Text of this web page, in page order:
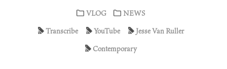
VLOG
NEWS
Transcribe
YouTube
Jesse Van Ruller
Contemporary